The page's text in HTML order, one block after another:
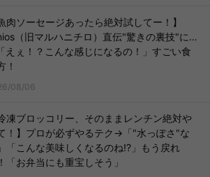
肉ソーセージあったら絶対試してー！】
（旧マルハニチロ）直伝"驚きの裏技"に…
えぇ！？こんな感じになるの！」すごい食
！
08/06
冷凍ブロッコリー、そのままレンチン絶対や
！】プロが必ずやるテク→「"水っぽさ"な
「こんな美味しくなるのね!?」もう戻れ
「お弁当にも重宝しそう」